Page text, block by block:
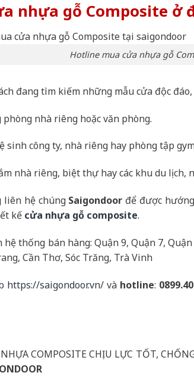
nhựa gỗ Composite ở
Hotline mua cửa nhựa gỗ
đang tìm kiếm những mẫu cửa độc
phòng nhà riêng hoặc văn phòng.
sinh công ty, nhà riêng hay phòng tập
nhà riêng, biệt thự hay các khu du lịch,
liên hệ chúng Saigondoor để được
kế cửa nhựa gỗ composite.
hệ thống bán hàng: Quận 9, Quận 7,
Cần Thơ, Sóc Trăng, Trà Vinh
https://saigondoor.vn/ và hotline:
COMPOSITE CHỊU LỰC TỐT,